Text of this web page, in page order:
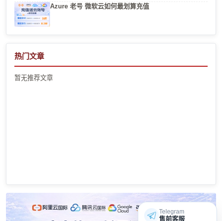
Azure 老号 微软云如何最划算充值
热门文章
暂无推荐文章
Telegram
售前客服